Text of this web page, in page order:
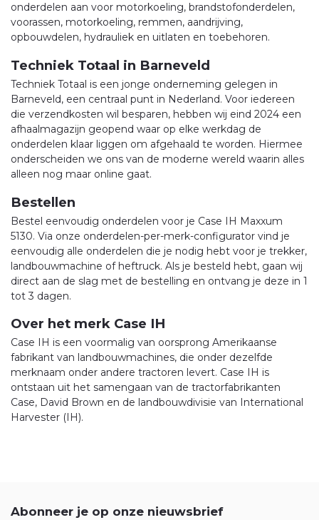
onderdelen aan voor motorkoeling, brandstofonderdelen,
voorassen, motorkoeling, remmen, aandrijving,
opbouwdelen, hydrauliek en uitlaten en toebehoren.
Techniek Totaal in Barneveld
Techniek Totaal is een jonge onderneming gelegen in
Barneveld, een centraal punt in Nederland. Voor iedereen
die verzendkosten wil besparen, hebben wij eind 2024 een
afhaalmagazijn geopend waar op elke werkdag de
onderdelen klaar liggen om afgehaald te worden. Hiermee
onderscheiden we ons van de moderne wereld waarin alles
alleen nog maar online gaat.
Bestellen
Bestel eenvoudig onderdelen voor je Case IH Maxxum
5130. Via onze onderdelen-per-merk-configurator vind je
eenvoudig alle onderdelen die je nodig hebt voor je trekker,
landbouwmachine of heftruck. Als je besteld hebt, gaan wij
direct aan de slag met de bestelling en ontvang je deze in 1
tot 3 dagen.
Over het merk Case IH
Case IH is een voormalig van oorsprong Amerikaanse
fabrikant van landbouwmachines, die onder dezelfde
merknaam onder andere tractoren levert. Case IH is
ontstaan uit het samengaan van de tractorfabrikanten
Case, David Brown en de landbouwdivisie van International
Harvester (IH).
Abonneer je op onze nieuwsbrief